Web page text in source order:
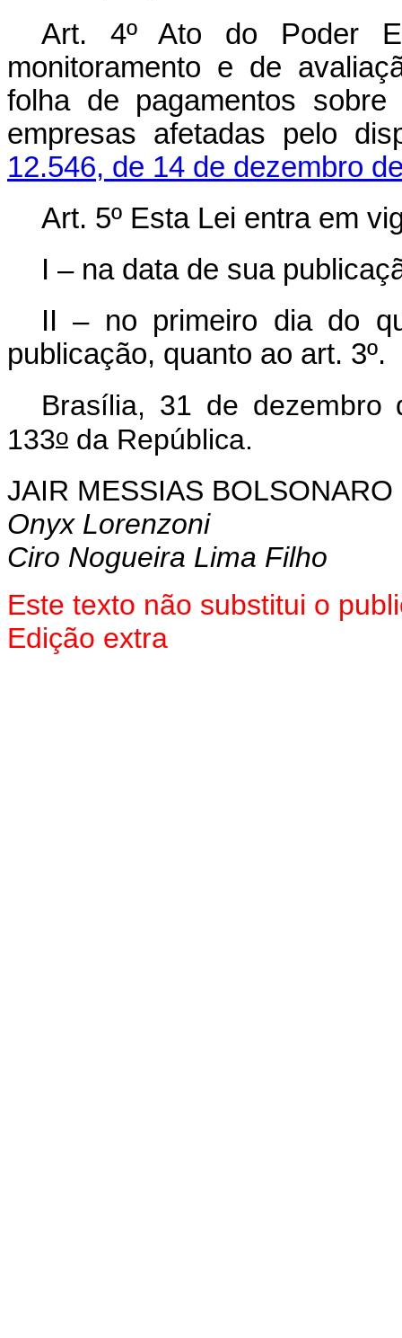
Art. 4º Ato do Poder
monitoramento e de
folha de pagamentos
empresas afetadas pelo
12.546, de 14 de dezembro
Art. 5º Esta Lei entra em
I – na data de sua
II – no primeiro dia do
publicação, quanto ao art. 3º.
Brasília, 31 de dezembro
133o da República.
JAIR MESSIAS BOLSONARO
Onyx Lorenzoni
Ciro Nogueira Lima Filho
Este texto não substitui o
Edição extra